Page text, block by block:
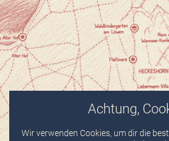
Achtung,
Wir verwenden Cookies, um dir die